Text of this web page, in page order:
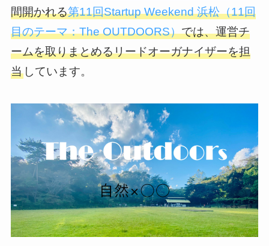
間開かれる第11回Startup Weekend 浜松（11回
目のテーマ：The OUTDOORS）では、運営チ
ームを取りまとめるリードオーガナイザーを担
当しています。